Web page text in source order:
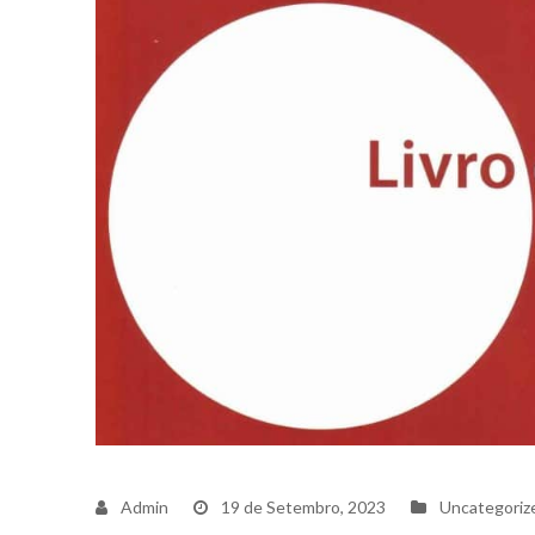
Admin 19 de Setembro, 2023